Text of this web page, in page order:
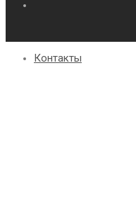
Контакты